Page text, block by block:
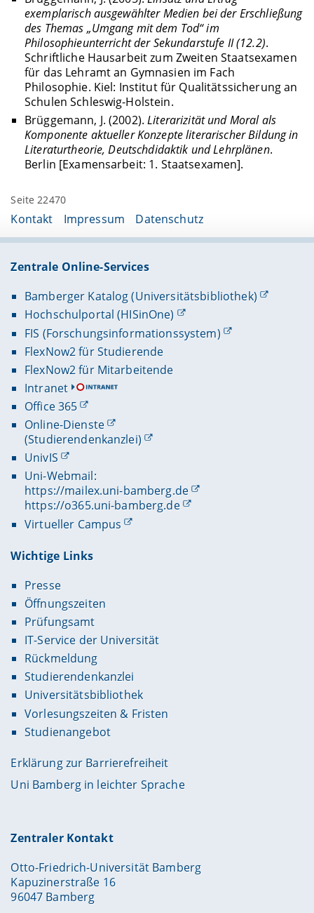
exemplarisch ausgewählter Medien bei der Erschließung
des Themas „Umgang mit dem Tod“ im
Philosophieunterricht der Sekundarstufe II (12.2).
Schriftliche Hausarbeit zum Zweiten Staatsexamen
für das Lehramt an Gymnasien im Fach
Philosophie. Kiel: Institut für Qualitätssicherung an
Schulen Schleswig-Holstein.
Brüggemann, J. (2002).Literarizität und Moral als
Komponente aktueller Konzepte literarischer Bildung in
Literaturtheorie, Deutschdidaktik und Lehrplänen.
Berlin [Examensarbeit: 1. Staatsexamen].
Seite 22470
Kontakt Impressum Datenschutz
Zentrale Online-Services
Bamberger Katalog (Universitätsbibliothek)
Hochschulportal (HISinOne)
FIS (Forschungsinformationssystem)
FlexNow2 für Studierende
FlexNow2 für Mitarbeitende
Intranet
Office 365
Online-Dienste
(Studierendenkanzlei)
UnivIS
Uni-Webmail:
https://mailex.uni-bamberg.de
https://o365.uni-bamberg.de
Virtueller Campus
Wichtige Links
Presse
Öffnungszeiten
Prüfungsamt
IT-Service der Universität
Rückmeldung
Studierendenkanzlei
Universitätsbibliothek
Vorlesungszeiten & Fristen
Studienangebot
Erklärung zur Barrierefreiheit
Uni Bamberg in leichter Sprache
Zentraler Kontakt
Otto-Friedrich-Universität Bamberg
Kapuzinerstraße 16
96047 Bamberg